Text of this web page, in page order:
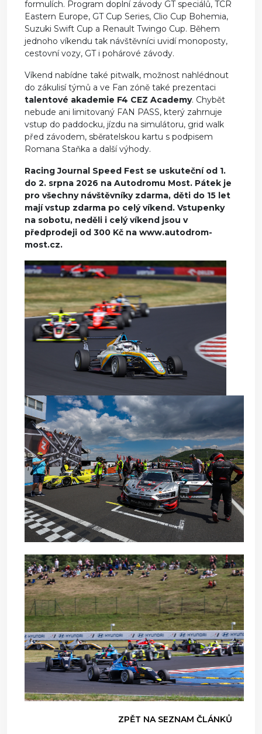
formulích. Program doplní závody GT speciálů, TCR
Eastern Europe, GT Cup Series, Clio Cup Bohemia,
Suzuki Swift Cup a Renault Twingo Cup. Během
jednoho víkendu tak návštěvníci uvidí monoposty,
cestovní vozy, GT i pohárové závody.
Víkend nabídne také pitwalk, možnost nahlédnout
do zákulisí týmů a ve Fan zóně také prezentaci
talentové akademie F4 CEZ Academy. Chybět
nebude ani limitovaný FAN PASS, který zahrnuje
vstup do paddocku, jízdu na simulátoru, grid walk
před závodem, sběratelskou kartu s podpisem
Romana Staňka a další výhody.
Racing Journal Speed Fest se uskuteční od 1.
do 2. srpna 2026 na Autodromu Most. Pátek je
pro všechny návštěvníky zdarma, děti do 15 let
mají vstup zdarma po celý víkend. Vstupenky
na sobotu, neděli i celý víkend jsou v
předprodeji od 300 Kč na www.autodrom-
most.cz.
ZPĚT NA SEZNAM ČLÁNKŮ